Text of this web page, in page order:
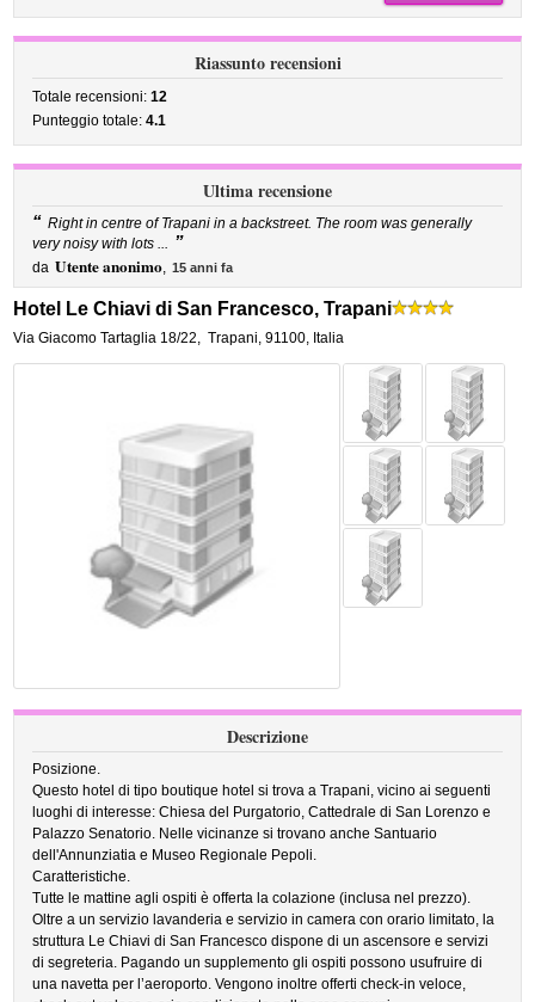
Riassunto recensioni
Totale recensioni:12
Punteggio totale:4.1
Ultima recensione
“ Right in centre of Trapani in a backstreet. The room was generally
very noisy with lots ... ”
da Utente anonimo, 15 anni fa
Hotel Le Chiavi di San Francesco, Trapani
Via Giacomo Tartaglia 18/22, Trapani,91100, Italia
Descrizione
Posizione.
Questo hotel di tipo boutique hotel si trova a Trapani, vicino ai seguenti
luoghi di interesse: Chiesa del Purgatorio, Cattedrale di San Lorenzo e
Palazzo Senatorio. Nelle vicinanze si trovano anche Santuario
dell'Annunziatia e Museo Regionale Pepoli.
Caratteristiche.
Tutte le mattine agli ospiti è offerta la colazione (inclusa nel prezzo).
Oltre a un servizio lavanderia e servizio in camera con orario limitato, la
struttura Le Chiavi di San Francesco dispone di un ascensore e servizi
di segreteria. Pagando un supplemento gli ospiti possono usufruire di
una navetta per l’aeroporto. Vengono inoltre offerti check-in veloce,